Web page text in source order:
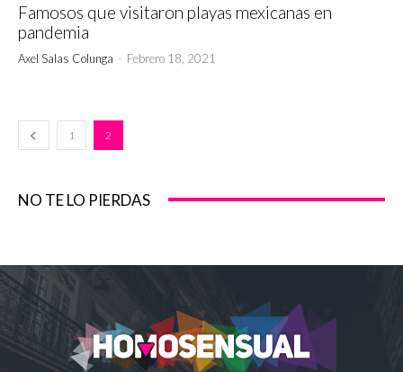
Famosos que visitaron playas mexicanas en
pandemia
Axel Salas Colunga - Febrero 18, 2021
1 2
NO TE LO PIERDAS